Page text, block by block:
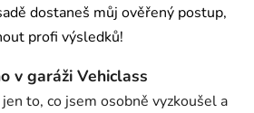
dostaneš můj ověřený postup,
profi výsledků!
v garáži Vehiclass
to, co jsem osobně vyzkoušel a